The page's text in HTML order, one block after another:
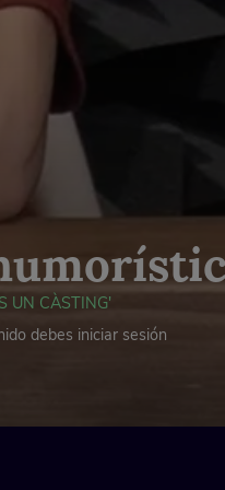
UN CÀSTING'
debes iniciar sesión